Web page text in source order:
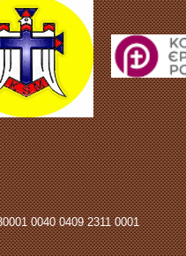
0040 0409 2311 0001